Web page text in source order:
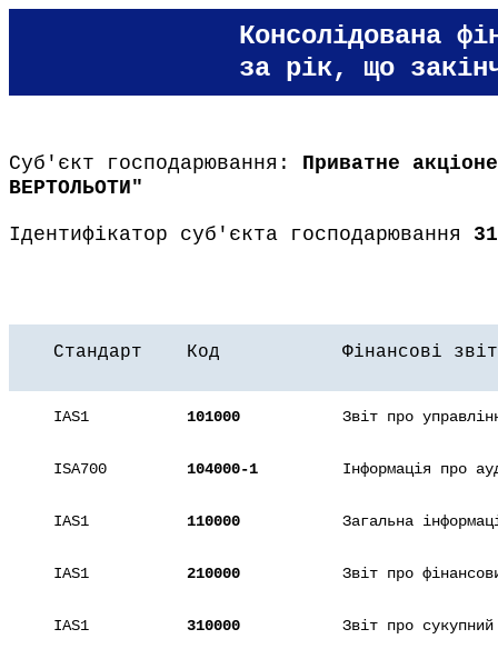
Консолідована
за рік, що
Суб'єкт господарювання: Приватне
ВЕРТОЛЬОТИ"
Ідентифікатор суб'єкта господарювання
Стандарт Код Фінансові
IAS1 101000 Звіт про
ISA700 104000-1 Інформація про
IAS1 110000 Загальна
IAS1 210000 Звіт про
IAS1 310000 Звіт про